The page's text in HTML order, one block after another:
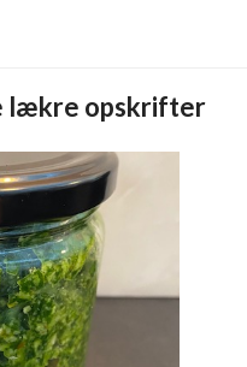
lækre opskrifter